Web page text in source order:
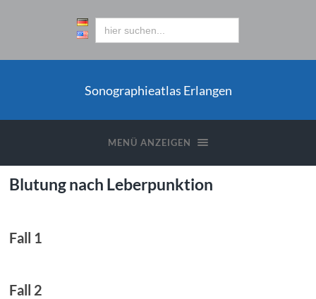
Sonographieatlas Erlangen
MENÜ ANZEIGEN
Blutung nach Leberpunktion
Fall 1
Fall 2